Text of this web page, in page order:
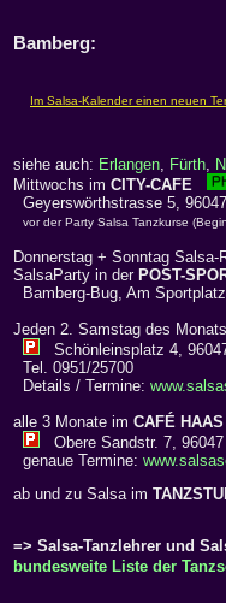
Bamberg:
siehe auch: Erlangen, Fürth,
Mittwochs im CITY-CAFE
Geyerswörthstrasse 5,
vor der Party Salsa Tanzkurse
Donnerstag + Sonntag
SalsaParty in der POST-
Bamberg-Bug, Am
Jeden 2. Samstag des
Schönleinsplatz 4,
Tel. 0951/25700
Details / Termine:
alle 3 Monate im CAFÉ
Obere Sandstr. 7,
genaue Termine:
ab und zu Salsa im
=> Salsa-Tanzlehrer und
bundesweite Liste der